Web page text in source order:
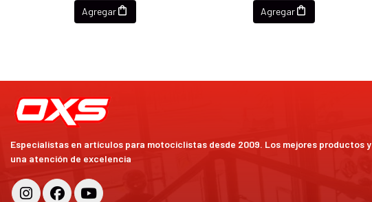
Agregar Agregar
Especialistas en artículos para motociclistas desde 2009. Los mejores productos y
una atención de excelencia